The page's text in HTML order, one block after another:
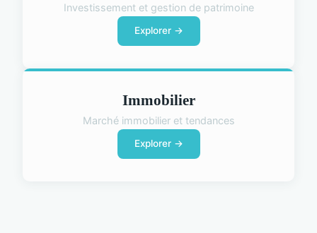
Investissement et gestion de patrimoine
Explorer →
Immobilier
Marché immobilier et tendances
Explorer →